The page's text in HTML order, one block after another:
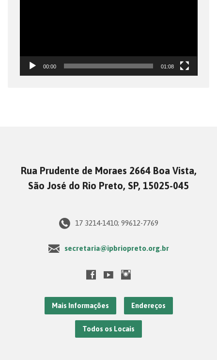
00:00 01:08
Rua Prudente de Moraes 2664 Boa Vista,
São José do Rio Preto, SP, 15025-045
17 3214-1410; 99612-7769
secretaria@ipbriopreto.org.br
Mais Informações Endereços
Todos os Locais